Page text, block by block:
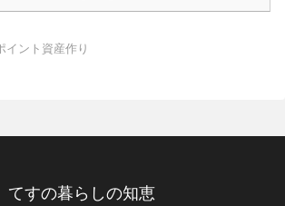
イント資産作り
てすの暮らしの知恵